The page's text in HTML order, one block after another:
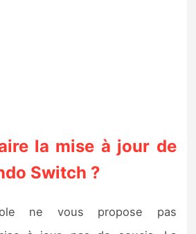
la mise à jour de
Switch ?
ne vous propose pas